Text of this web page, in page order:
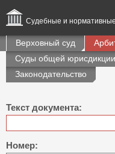
Судебные и
Верховный суд
Суды общей юрисдикции
Законодательство
Текст документа:
Номер: